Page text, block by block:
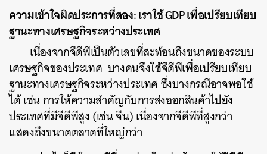
ความเข้าใจผิดประการที่สอง: เราใช้ GDP เพื่อเปรียบเทียบ
ฐานะทางเศรษฐกิจระหว่างประเทศ
เนื่องจากจีดีพีเป็นตัวเลขที่สะท้อนถึงขนาดของระบบ
เศรษฐกิจของประเทศ บางคนจึงใช้จีดีพีเพื่อเปรียบเทียบ
ฐานะทางเศรษฐกิจระหว่างประเทศ ซึ่งบางกรณีอาจพอใช้
ได้ เช่น การให้ความสำคัญกับการส่งออกสินค้าไปยัง
ประเทศที่มีจีดีพีสูง (เช่น จีน) เนื่องจากจีดีพีที่สูงกว่า
แสดงถึงขนาดตลาดที่ใหญ่กว่า